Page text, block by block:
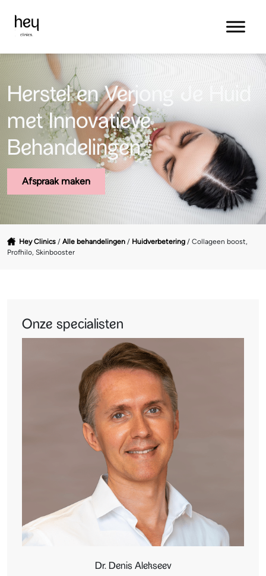
Herstel en Verjong Je Huid
met Innovatieve
Behandelingen
Afspraak maken
Hey Clinics / Alle behandelingen / Huidverbetering / Collageen boost,
Profhilo, Skinbooster
Onze specialisten
Dr. Denis Alekseev